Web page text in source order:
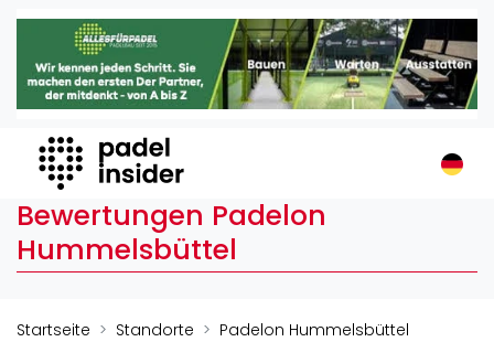
Padel Insider
Home
Organisationen
Buchungssysteme
Padel-Shops
Padel-Marken
Verschiedenes
Bewertungen Padelon
Hummelsbüttel
Startseite Standorte
Padelon Hummelsbüttel